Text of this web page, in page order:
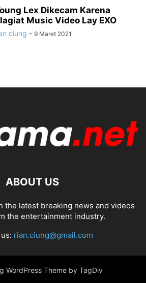
Lex Dikecam Karena
Music Video Lay EXO
ciung - 9 Maret 2021
ABOUT US
the latest breaking news and videos
the entertainment industry.
rian.ciung@gmail.com
WordPress Theme by TagDiv